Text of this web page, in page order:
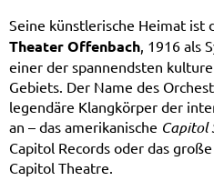
Seine künstlerische Heimat ist
Theater Offenbach , 1916 als
einer der spannendsten
Gebiets. Der Name des
legendäre Klangkörper der
an – das amerikanische Capitol
Capitol Records oder das
Capitol Theatre.